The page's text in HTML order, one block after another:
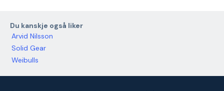
Du kanskje også liker
Arvid Nilsson
Solid Gear
Weibulls